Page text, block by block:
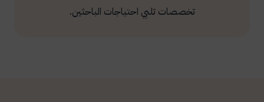
تخصصات تلبي احتياجات الباحثين.